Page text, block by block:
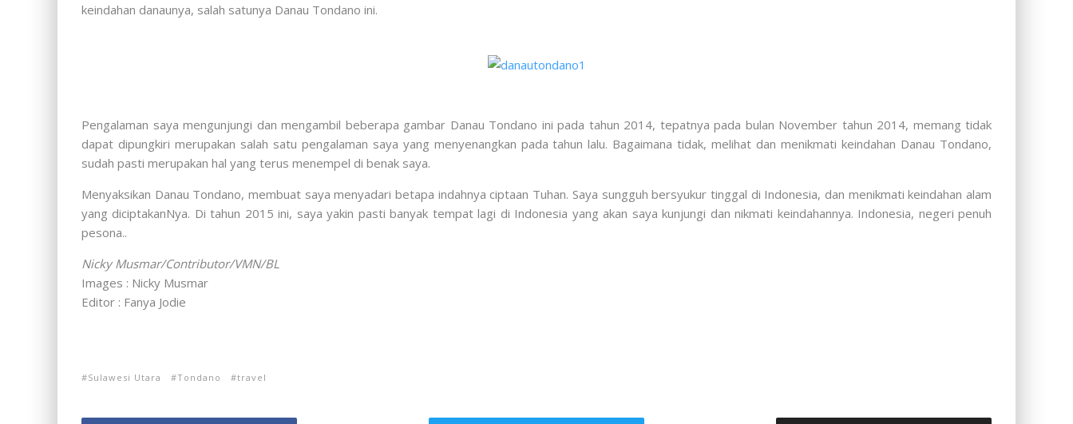
keindahan danaunya, salah satunya Danau Tondano ini.
Pengalaman saya mengunjungi dan mengambil beberapa gambar Danau Tondano ini pada tahun 2014, tepatnya pada bulan November tahun 2014, memang tidak
dapat dipungkiri merupakan salah satu pengalaman saya yang menyenangkan pada tahun lalu. Bagaimana tidak, melihat dan menikmati keindahan Danau Tondano,
sudah pasti merupakan hal yang terus menempel di benak saya.
Menyaksikan Danau Tondano, membuat saya menyadari betapa indahnya ciptaan Tuhan. Saya sungguh bersyukur tinggal di Indonesia, dan menikmati keindahan alam
yang diciptakanNya. Di tahun 2015 ini, saya yakin pasti banyak tempat lagi di Indonesia yang akan saya kunjungi dan nikmati keindahannya. Indonesia, negeri penuh
pesona..
Nicky Musmar/Contributor/VMN/BL
Images : Nicky Musmar
Editor : Fanya Jodie
Sulawesi Utara Tondano travel